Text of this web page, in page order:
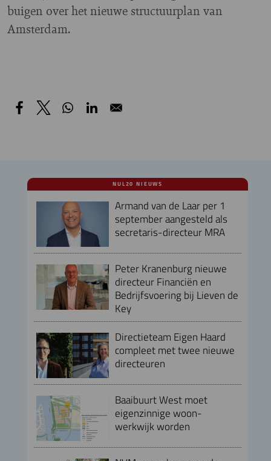
buigen over het nieuwe structuurplan van
Amsterdam.
NUL20 NIEUWS
Armand van de Laar per 1
september aangesteld als
secretaris-directeur MRA
Peter Kranenburg nieuwe
directeur Financiën en
Bedrijfsvoering bij Lieven de
Key
Directieteam Eigen Haard
compleet met twee nieuwe
directeuren
Baaibuurt West moet
eigenzinnige woon-
werkwijk worden